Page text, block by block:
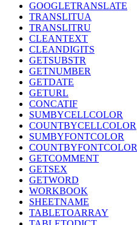
GOOGLETRANSLATE
TRANSLITUA
TRANSLITRU
CLEANTEXT
CLEANDIGITS
GETSUBSTR
GETNUMBER
GETDATE
GETURL
CONCATIF
SUMBYCELLCOLOR
COUNTBYCELLCOLOR
SUMBYFONTCOLOR
COUNTBYFONTCOLOR
GETCOMMENT
GETSEX
GETWORD
WORKBOOK
SHEETNAME
TABLETOARRAY